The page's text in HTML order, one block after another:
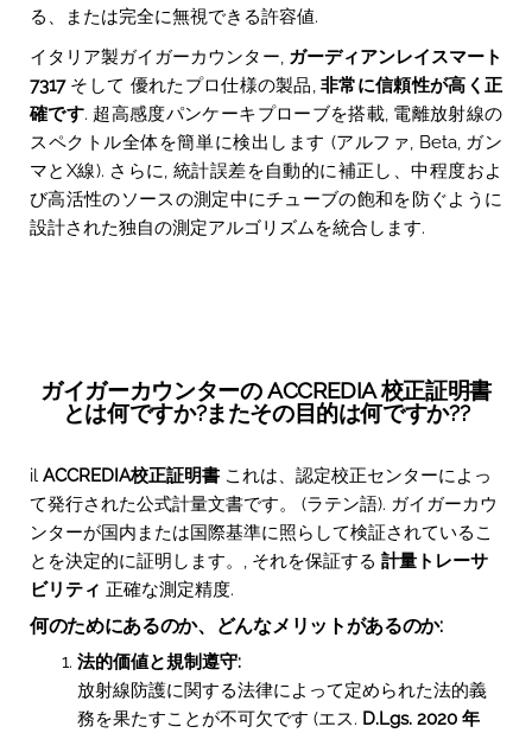
る、または完全に無視できる許容値.
イタリア製ガイガーカウンター, ガーディアンレイスマート
7317 そして 優れたプロ仕様の製品,非常に信頼性が高く正
確です. 超高感度パンケーキプローブを搭載, 電離放射線の
スペクトル全体を簡単に検出します (アルファ, Beta, ガン
マとX線). さらに, 統計誤差を自動的に補正し、中程度およ
び高活性のソースの測定中にチューブの飽和を防ぐように
設計された独自の測定アルゴリズムを統合します.
ガイガーカウンターの ACCREDIA 校正証明書
とは何ですか?またその目的は何ですか??
il ACCREDIA校正証明書 これは、認定校正センターによっ
て発行された公式計量文書です。 (ラテン語). ガイガーカウ
ンターが国内または国際基準に照らして検証されているこ
とを決定的に証明します。, それを保証する 計量トレーサ
ビリティ 正確な測定精度.
何のためにあるのか、どんなメリットがあるのか:
法的価値と規制遵守:
放射線防護に関する法律によって定められた法的​​義
務を果たすことが不可欠です (エス. D.Lgs. 2020 年